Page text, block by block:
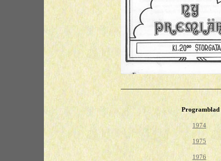
1974
1975
1976